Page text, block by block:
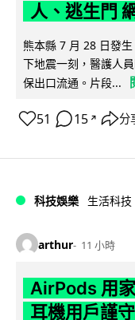
人、逃生門
熊本縣 7 月 28 日發
下地震一刻，醫護人
保出口流通。片段...
51 15 ↗ 分
科技娛樂 生活科技
arthur 11 小時
AirPods 用
耳機用戶謹